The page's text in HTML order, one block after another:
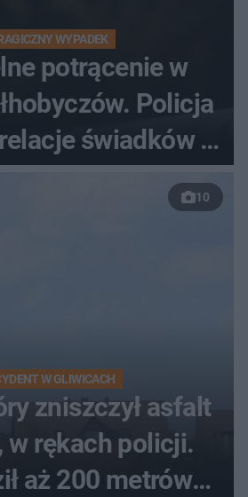
WYPADEK
potrącenie w
Policja
świadków i
10
W GLIWICACH
zniszczył asfalt
w rękach policji.
aż 200 metrów